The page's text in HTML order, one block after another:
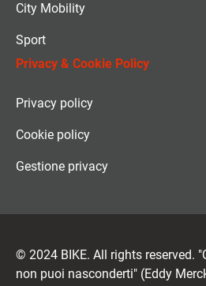
City Mobility
Sport
Privacy & Cookie Policy
Privacy policy
Cookie policy
Gestione privacy
© 2024 BIKE. All rights reserved.
non puoi nasconderti" (Eddy